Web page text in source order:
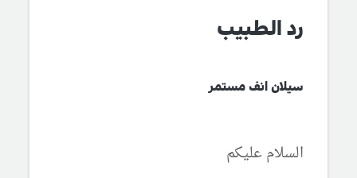
رد الطبيب
سيلان انف مستمر
السلام عليكم